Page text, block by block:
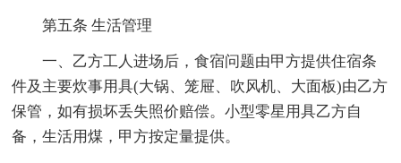
第五条 生活管理
一、乙方工人进场后，食宿问题由甲方提供住宿条
件及主要炊事用具(大锅、笼屉、吹风机、大面板)由乙方
保管，如有损坏丢失照价赔偿。小型零星用具乙方自
备，生活用煤，甲方按定量提供。